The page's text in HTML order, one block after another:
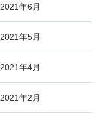
2021年6月
2021年5月
2021年4月
2021年2月